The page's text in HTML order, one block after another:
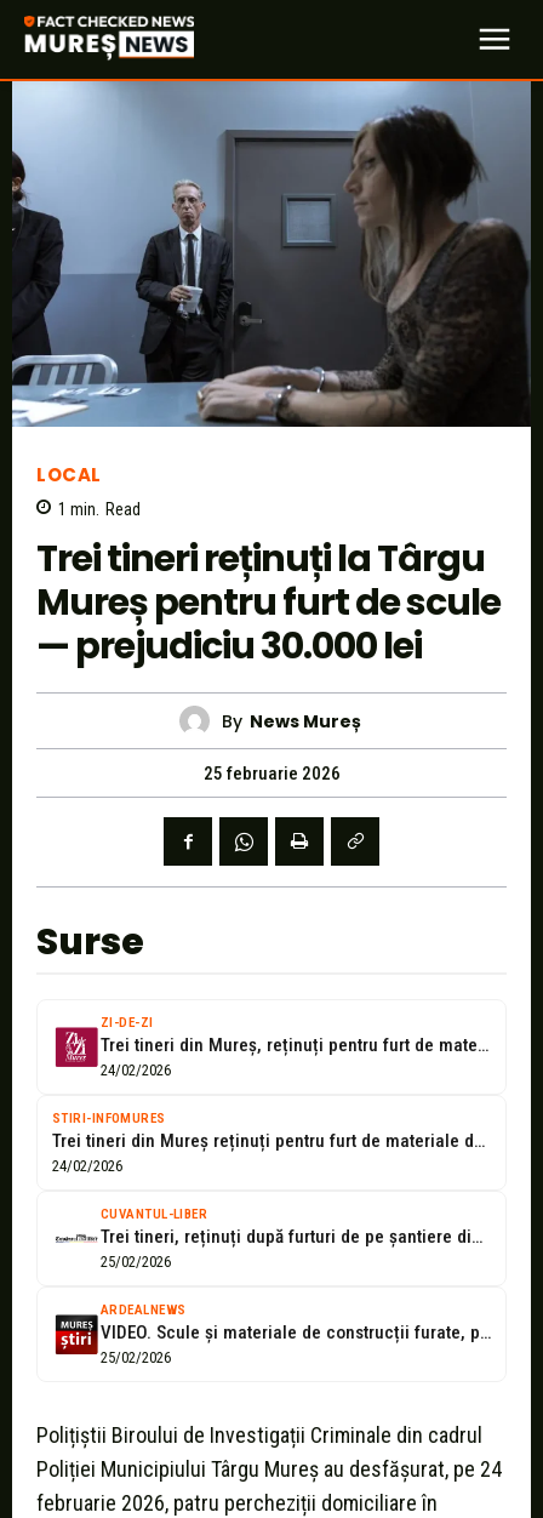
LOCAL
1 min. Read
Trei tineri reținuți la Târgu
Mureș pentru furt de scule
— prejudiciu 30.000 lei
By News Mureș
25 februarie 2026
Surse
ZI-DE-ZI
Trei tineri din Mureș, reținuți pentru furt de materiale de construcții
24/02/2026
STIRI-INFOMURES
Trei tineri din Mureș reținuți pentru furt de materiale de construcții
24/02/2026
CUVANTUL-LIBER
Trei tineri, reținuți după furturi de pe șantiere din Târgu Mureș. Prejudiciu...
25/02/2026
ARDEALNEWS
VIDEO. Scule și materiale de construcții furate, prejudiciu de 30.000 de lei!
25/02/2026
Polițiștii Biroului de Investigații Criminale din cadrul
Poliției Municipiului Târgu Mureș au desfășurat, pe 24
februarie 2026, patru percheziții domiciliare în